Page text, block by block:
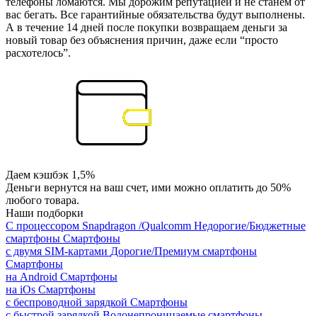
вас бегать. Все гарантийные обязательства будут выполнены.
А в течение 14 дней после покупки возвращаем деньги за
новый товар без объяснения причин, даже если “просто
расхотелось”.
Даем кэшбэк 1,5%
Деньги вернутся на ваш счет, ими можно оплатить до 50%
любого товара.
Наши подборки
С процессором Snapdragon /Qualcomm Недорогие/Бюджетные
смартфоны Смартфоны
с двумя SIM-картами Дорогие/Премиум смартфоны
Смартфоны
на Android Смартфоны
на iOs Смартфоны
с беспроводной зарядкой Смартфоны